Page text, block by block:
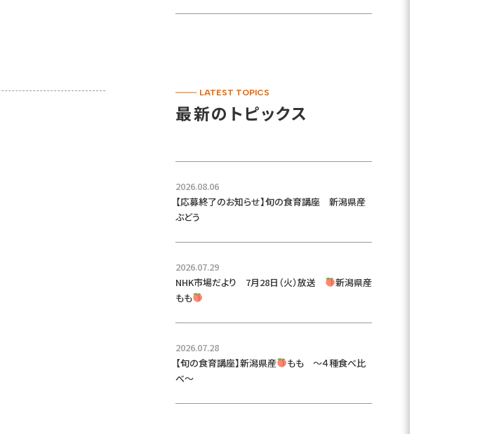
LATEST TOPICS
最新のトピックス
2026.08.06
【応募終了のお知らせ】旬の食育講座 新潟県産
ぶどう
2026.07.29
NHK市場だより 7月28日（火）放送
新潟県産
もも
2026.07.28
【旬の食育講座】新潟県産
もも ～４種食べ比
べ～